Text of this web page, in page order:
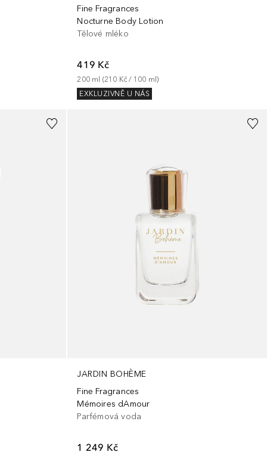
Fine Fragrances
Nocturne Body Lotion
Tělové mléko
419 Kč
200 ml (210 Kč / 100 ml)
EXKLUZIVNĚ U NÁS
JARDIN BOHÈME
Fine Fragrances
Mémoires dAmour
Parfémová voda
1 249 Kč